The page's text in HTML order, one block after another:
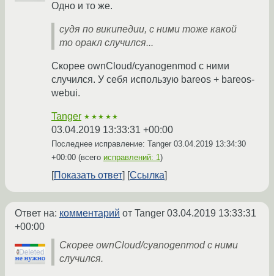
Одно и то же.
судя по википедии, с ними тоже какой
то оракл случился...
Скорее ownCloud/cyanogenmod с ними
случился. У себя использую bareos + bareos-
webui.
Tanger ★★★★★
03.04.2019 13:33:31 +00:00
Последнее исправление: Tanger 03.04.2019 13:34:30
+00:00 (всего исправлений: 1)
Показать ответ Ссылка
Ответ на: комментарий от Tanger 03.04.2019 13:33:31
+00:00
Скорее ownCloud/cyanogenmod с ними
случился.